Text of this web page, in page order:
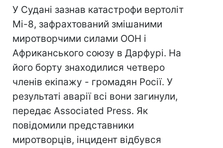
У Судані зазнав катастрофи вертоліт
Мі-8, зафрахтований змішаними
миротворчими силами ООН і
Африканського союзу в Дарфурі. На
його борту знаходилися четверо
членів екіпажу - громадян Росії. У
результаті аварії всі вони загинули,
передає Associated Press. Як
повідомили представники
миротворців, інцидент відбувся